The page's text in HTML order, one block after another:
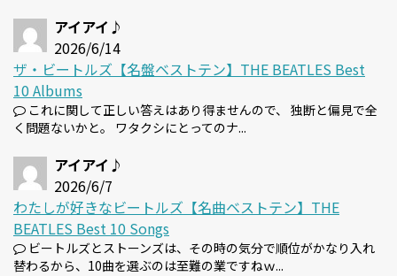
アイアイ♪
2026/6/14
ザ・ビートルズ【名盤ベストテン】THE BEATLES Best
10 Albums
これに関して正しい答えはあり得ませんので、 独断と偏見で全
く問題ないかと。 ワタクシにとってのナ...
アイアイ♪
2026/6/7
わたしが好きなビートルズ【名曲ベストテン】THE
BEATLES Best 10 Songs
ビートルズとストーンズは、その時の気分で順位がかなり入れ
替わるから、10曲を選ぶのは至難の業ですねｗ...